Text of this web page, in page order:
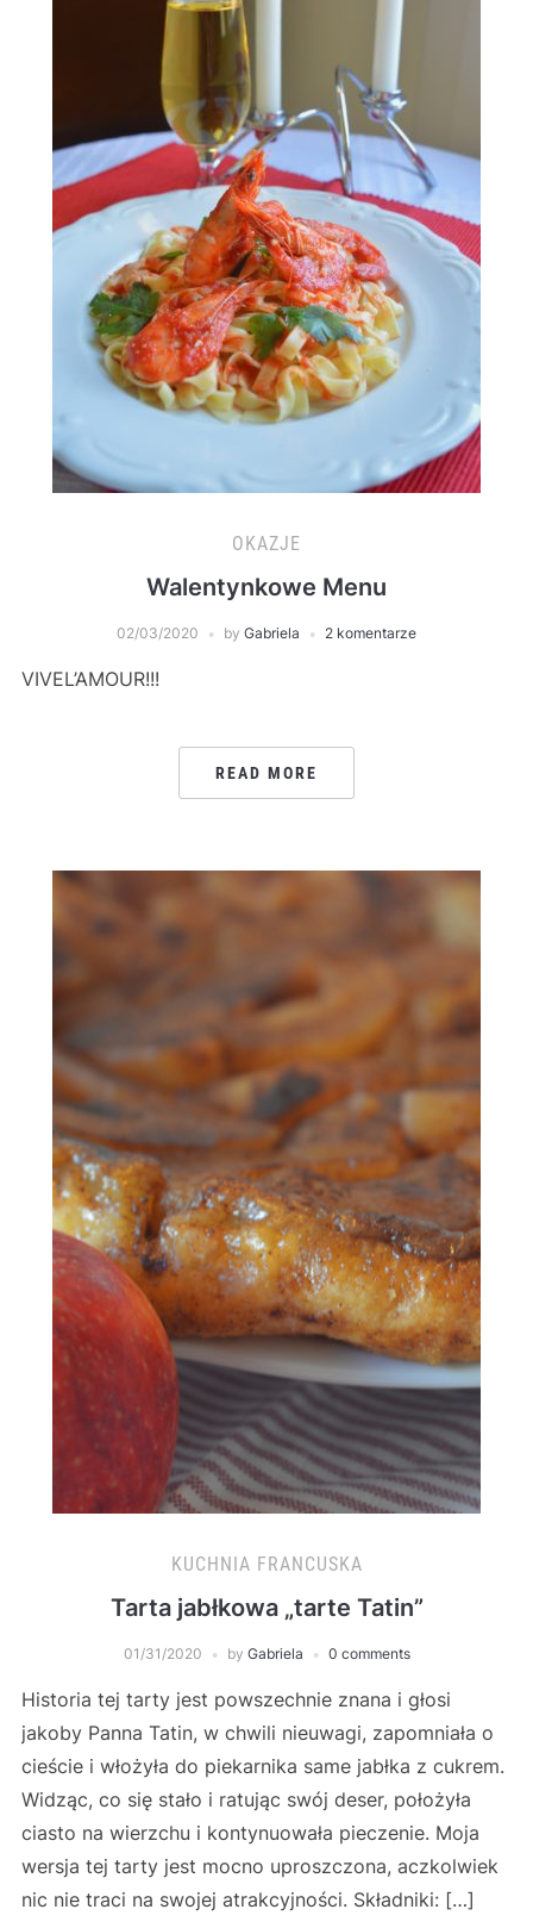
OKAZJE
Walentynkowe Menu
02/03/2020 by Gabriela 2 komentarze
VIVEL’AMOUR!!!
READ MORE
KUCHNIA FRANCUSKA
Tarta jabłkowa „tarte Tatin”
01/31/2020 by Gabriela 0 comments
Historia tej tarty jest powszechnie znana i głosi
jakoby Panna Tatin, w chwili nieuwagi, zapomniała o
cieście i włożyła do piekarnika same jabłka z cukrem.
Widząc, co się stało i ratując swój deser, położyła
ciasto na wierzchu i kontynuowała pieczenie. Moja
wersja tej tarty jest mocno uproszczona, aczkolwiek
nic nie traci na swojej atrakcyjności. Składniki: […]